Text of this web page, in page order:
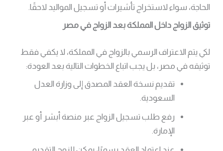
الحاجة، سواء لاستخراج تأشيرات أو تسجيل المواليد لاحقًا.
توثيق الزواج داخل المملكة بعد الزواج في مصر
لكي يتم الاعتراف الرسمي بالزواج في المملكة، لا يكفي فقط
توثيقه في مصر، بل يجب اتباع الخطوات التالية بعد العودة:
تقديم نسخة العقد المصدق إلى وزارة العدل
السعودية.
رفع طلب تسجيل الزواج عبر منصة أبشر أو عبر
الإمارة.